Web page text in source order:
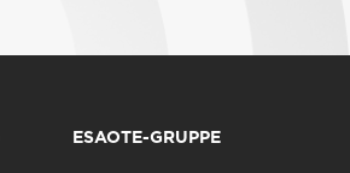
ESAOTE-GRUPPE